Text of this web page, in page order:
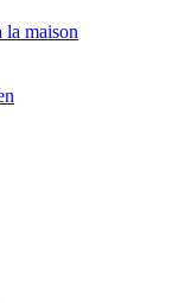
maison